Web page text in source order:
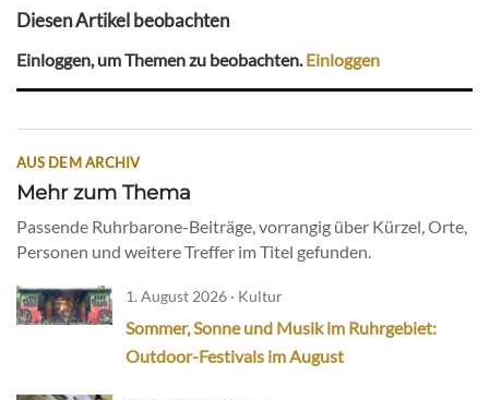
Diesen Artikel beobachten
Einloggen, um Themen zu beobachten.Einloggen
AUS DEM ARCHIV
Mehr zum Thema
Passende Ruhrbarone-Beiträge, vorrangig über Kürzel, Orte,
Personen und weitere Treffer im Titel gefunden.
1. August 2026 · Kultur
Sommer, Sonne und Musik im Ruhrgebiet:
Outdoor-Festivals im August